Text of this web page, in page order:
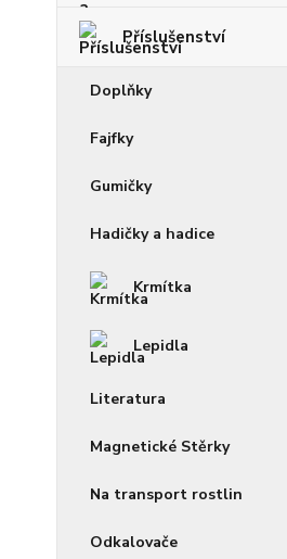
Příslušenství
Doplňky
Fajfky
Gumičky
Hadičky a hadice
Krmítka
Lepidla
Literatura
Magnetické Stěrky
Na transport rostlin
Odkalovače